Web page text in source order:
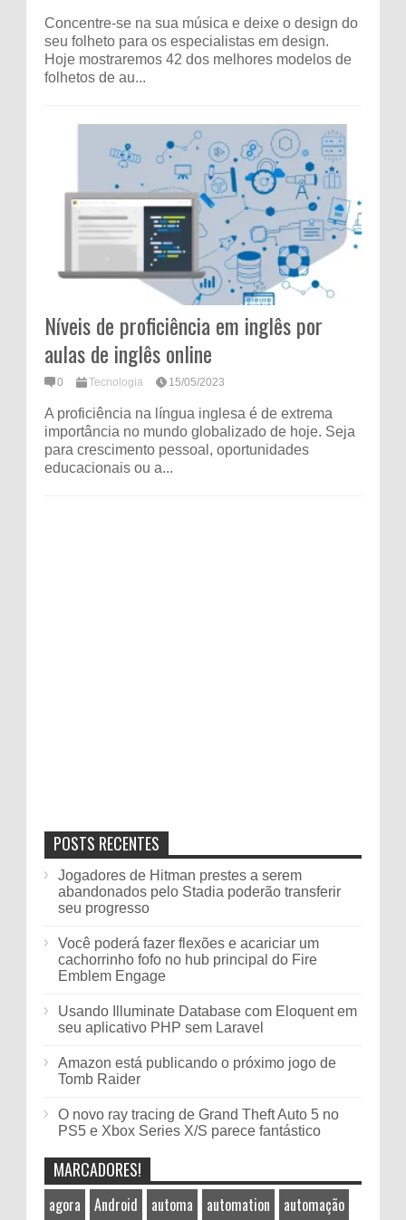
Concentre-se na sua música e deixe o design do
seu folheto para os especialistas em design.
Hoje mostraremos 42 dos melhores modelos de
folhetos de au...
Níveis de proficiência em inglês por
aulas de inglês online
0 Tecnologia 15/05/2023
A proficiência na língua inglesa é de extrema
importância no mundo globalizado de hoje. Seja
para crescimento pessoal, oportunidades
educacionais ou a...
POSTS RECENTES
Jogadores de Hitman prestes a serem
abandonados pelo Stadia poderão transferir
seu progresso
Você poderá fazer flexões e acariciar um
cachorrinho fofo no hub principal do Fire
Emblem Engage
Usando Illuminate Database com Eloquent em
seu aplicativo PHP sem Laravel
Amazon está publicando o próximo jogo de
Tomb Raider
O novo ray tracing de Grand Theft Auto 5 no
PS5 e Xbox Series X/S parece fantástico
MARCADORES!
agora Android automa automation
automação